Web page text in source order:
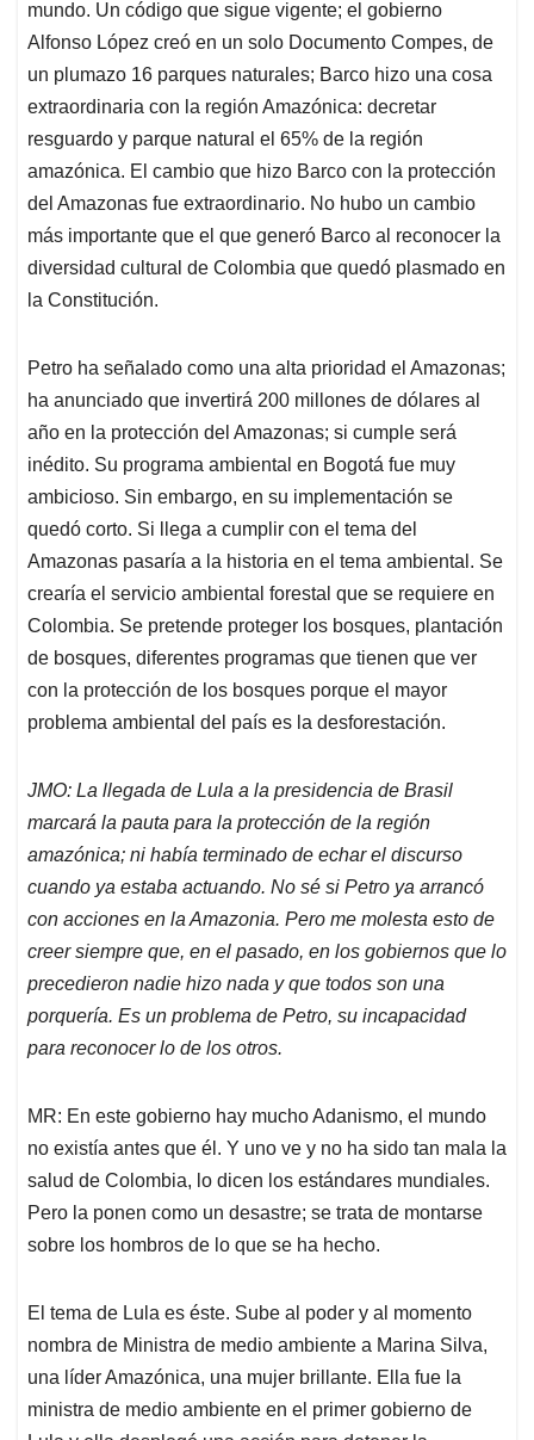
mundo. Un código que sigue vigente; el gobierno
Alfonso López creó en un solo Documento Compes, de
un plumazo 16 parques naturales; Barco hizo una cosa
extraordinaria con la región Amazónica: decretar
resguardo y parque natural el 65% de la región
amazónica. El cambio que hizo Barco con la protección
del Amazonas fue extraordinario. No hubo un cambio
más importante que el que generó Barco al reconocer la
diversidad cultural de Colombia que quedó plasmado en
la Constitución.
Petro ha señalado como una alta prioridad el Amazonas;
ha anunciado que invertirá 200 millones de dólares al
año en la protección del Amazonas; si cumple será
inédito. Su programa ambiental en Bogotá fue muy
ambicioso. Sin embargo, en su implementación se
quedó corto. Si llega a cumplir con el tema del
Amazonas pasaría a la historia en el tema ambiental. Se
crearía el servicio ambiental forestal que se requiere en
Colombia. Se pretende proteger los bosques, plantación
de bosques, diferentes programas que tienen que ver
con la protección de los bosques porque el mayor
problema ambiental del país es la desforestación.
JMO: La llegada de Lula a la presidencia de Brasil
marcará la pauta para la protección de la región
amazónica; ni había terminado de echar el discurso
cuando ya estaba actuando. No sé si Petro ya arrancó
con acciones en la Amazonia. Pero me molesta esto de
creer siempre que, en el pasado, en los gobiernos que lo
precedieron nadie hizo nada y que todos son una
porquería. Es un problema de Petro, su incapacidad
para reconocer lo de los otros.
MR: En este gobierno hay mucho Adanismo, el mundo
no existía antes que él. Y uno ve y no ha sido tan mala la
salud de Colombia, lo dicen los estándares mundiales.
Pero la ponen como un desastre; se trata de montarse
sobre los hombros de lo que se ha hecho.
El tema de Lula es éste. Sube al poder y al momento
nombra de Ministra de medio ambiente a Marina Silva,
una líder Amazónica, una mujer brillante. Ella fue la
ministra de medio ambiente en el primer gobierno de